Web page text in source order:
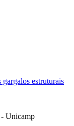
estruturais
- Unicamp